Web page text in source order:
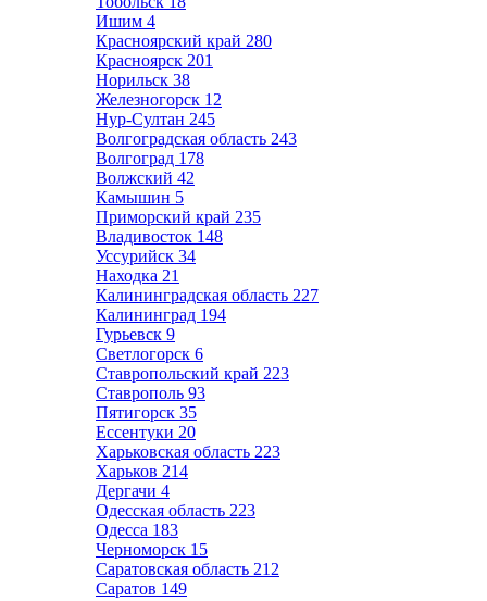
Ишим 4
Красноярский край 280
Красноярск 201
Норильск 38
Железногорск 12
Нур-Султан 245
Волгоградская область 243
Волгоград 178
Волжский 42
Камышин 5
Приморский край 235
Владивосток 148
Уссурийск 34
Находка 21
Калининградская область 227
Калининград 194
Гурьевск 9
Светлогорск 6
Ставропольский край 223
Ставрополь 93
Пятигорск 35
Ессентуки 20
Харьковская область 223
Харьков 214
Дергачи 4
Одесская область 223
Одесса 183
Черноморск 15
Саратовская область 212
Саратов 149